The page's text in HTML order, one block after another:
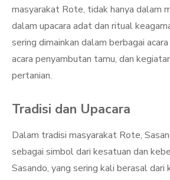
masyarakat Rote, tidak hanya dalam
dalam upacara adat dan ritual
sering dimainkan dalam berbagai
acara penyambutan tamu, dan
pertanian.
Tradisi dan Upacara
Dalam tradisi masyarakat Rote,
sebagai simbol dari kesatuan dan
Sasando, yang sering kali berasal dari